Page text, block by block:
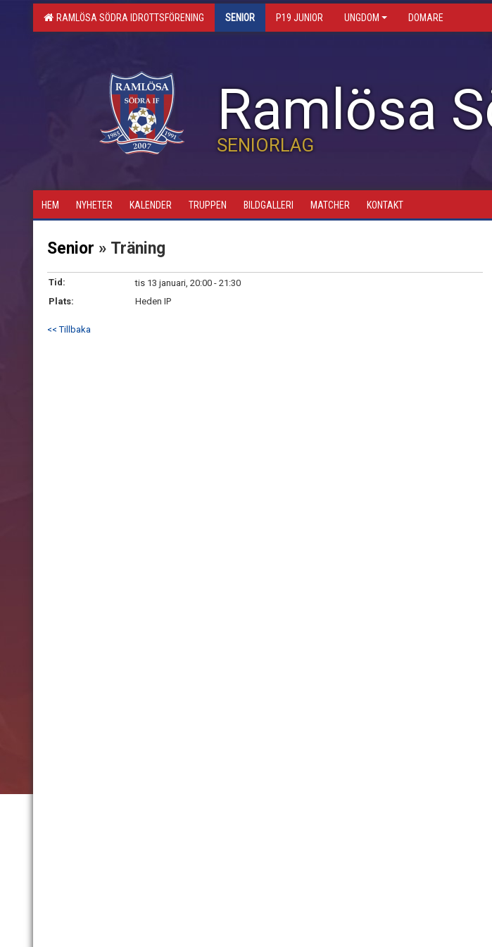
RAMLÖSA SÖDRA IDROTTSFÖRENING SENIOR P19 JUNIOR UNGDOM DOMARE
Ramlösa
SENIORLAG
HEM NYHETER KALENDER TRUPPEN BILDGALLERI MATCHER KONTAKT
Senior » Träning
Tid:
tis 13 januari, 20:00 - 21:30
Plats:
Heden IP
<< Tillbaka